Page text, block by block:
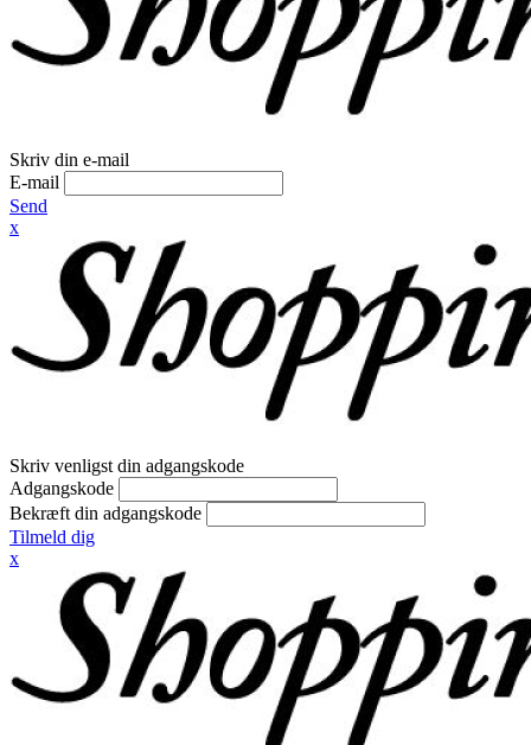
Skriv din e-mail
E-mail
Send
x
Skriv venligst din adgangskode
Adgangskode
Bekræft din adgangskode
Tilmeld dig
x